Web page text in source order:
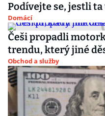
Podívejte se, jestli
Domácí
Češi propadli
trendu, který jiné
Obchod a služby